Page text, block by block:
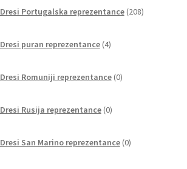
Dresi Portugalska reprezentance 208izdelkov
Dresi puran reprezentance 4izdelki
Dresi Romuniji reprezentance 0izdelkov
Dresi Rusija reprezentance 0izdelkov
Dresi San Marino reprezentance 0izdelkov